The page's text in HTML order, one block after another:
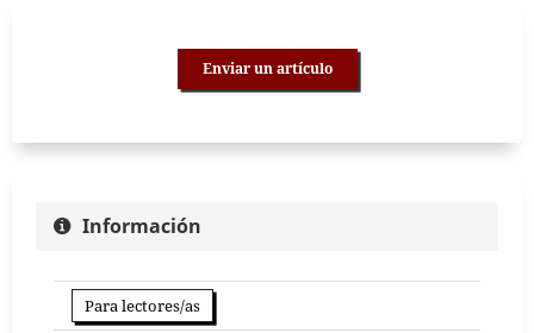
Enviar un artículo
Información
Para lectores/as